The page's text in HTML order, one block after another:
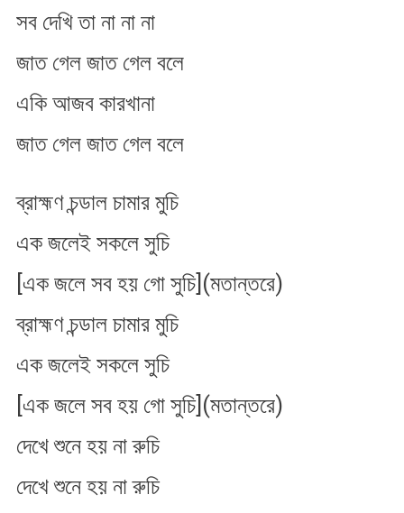
সব দেখি তা না না না
জাত গেল জাত গেল বলে
একি আজব কারখানা
জাত গেল জাত গেল বলে
ব্রাহ্মণ চন্ডাল চামার মুচি
এক জলেই সকলে সুচি
[এক জলে সব হয় গো সুচি](মতান্তরে)
ব্রাহ্মণ চন্ডাল চামার মুচি
এক জলেই সকলে সুচি
[এক জলে সব হয় গো সুচি](মতান্তরে)
দেখে শুনে হয় না রুচি
দেখে শুনে হয় না রুচি